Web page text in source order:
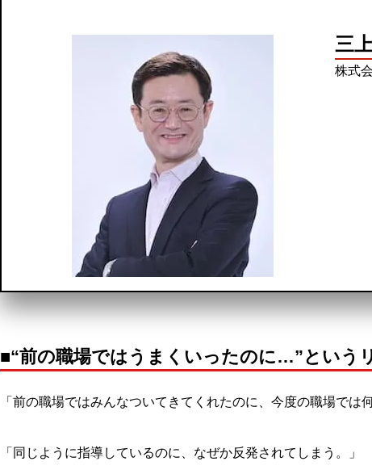
三
株式
■“前の職場ではうまくいったのに…”という
「前の職場ではみんなついてきてくれたのに、今度の職場では
「同じように指導しているのに、なぜか反発されてしまう。」